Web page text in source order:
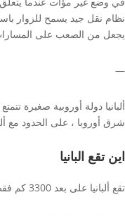
نظام نقل جيد يسمح للزوار
يجعل من الصعب على
—
ألبانيا دولة أوروبية صغيرة
شرق أوروبا ، على الحدود مع
اين تقع البانيا
تقع ألبانيا على بعد 3300 كم فقط من عاصمة ألبانيا وتحدها ألبانيا من الشمال.